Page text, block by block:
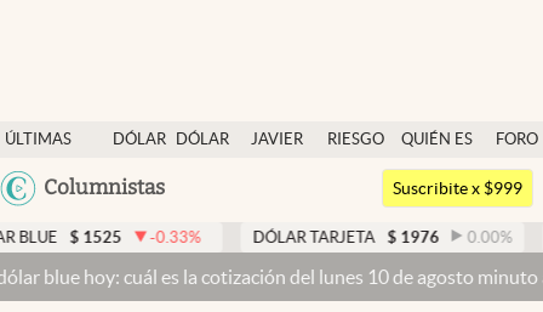
ÚLTIMAS
NOTICIAS
DÓLAR
DÓLAR
JAVIER
RIESGO
QUIÉN ES
QUIÉN
FORO
Argentina
México
Columnistas
Dólar
Members
Economía y Política
Finanzas y Mercados
Suscribite x $999
-0.33% DÓLAR TARJETA $ 1976 0.00% DÓLAR MEP
es la cotización del lunes 10 de agosto minuto a minutoDólar